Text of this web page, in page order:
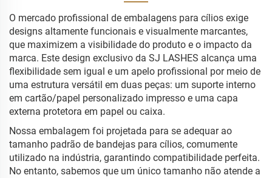
O mercado profissional de embalagens para cílios exige
designs altamente funcionais e visualmente marcantes,
que maximizem a visibilidade do produto e o impacto da
marca. Este design exclusivo da SJ LASHES alcança uma
flexibilidade sem igual e um apelo profissional por meio de
uma estrutura versátil em duas peças: um suporte interno
em cartão/papel personalizado impresso e uma capa
externa protetora em papel ou caixa.
Nossa embalagem foi projetada para se adequar ao
tamanho padrão de bandejas para cílios, comumente
utilizado na indústria, garantindo compatibilidade perfeita.
No entanto, sabemos que um único tamanho não atende a